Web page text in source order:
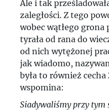
Ale i tak
zaległości. Z tego
wobec wątłego grona
tyrała od rana do
od nich wytężonej
jak wiadomo,
była to również
wspomina:
Siadywaliśmy przy tym